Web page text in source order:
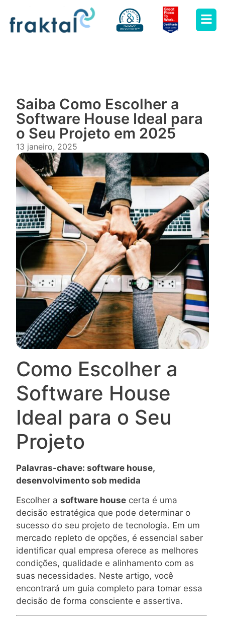
Saiba Como Escolher a
Software House Ideal para
o Seu Projeto em 2025
13 janeiro, 2025
Como Escolher a
Software House
Ideal para o Seu
Projeto
Palavras-chave: software house,
desenvolvimento sob medida
Escolher a software house certa é uma
decisão estratégica que pode determinar o
sucesso do seu projeto de tecnologia. Em um
mercado repleto de opções, é essencial saber
identificar qual empresa oferece as melhores
condições, qualidade e alinhamento com as
suas necessidades. Neste artigo, você
encontrará um guia completo para tomar essa
decisão de forma consciente e assertiva.